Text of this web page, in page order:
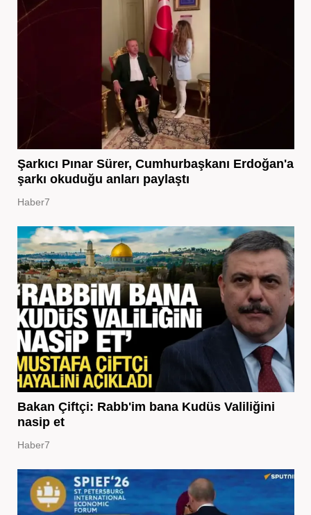
Şarkıcı Pınar Sürer, Cumhurbaşkanı Erdoğan'a
şarkı okuduğu anları paylaştı
Haber7
Bakan Çiftçi: Rabb'im bana Kudüs Valiliğini
nasip et
Haber7